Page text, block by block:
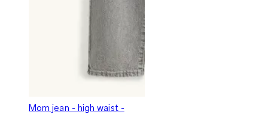
Mom jean - high waist -